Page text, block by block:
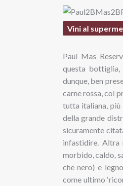
Vini al
Paul Mas
questa bottiglia,
dunque, ben
carne rossa, col
tutta italiana, più
della grande
sicuramente
infastidire. Altra
morbido, caldo,
che nero) e
come ultimo